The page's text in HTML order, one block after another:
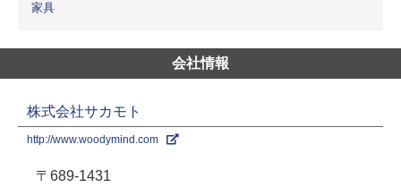
家具
会社情報
株式会社サカモト
http://www.woodymind.com
〒689-1431